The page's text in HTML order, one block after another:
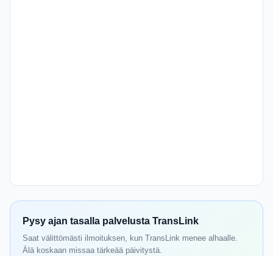
Pysy ajan tasalla palvelusta TransLink
Saat välittömästi ilmoituksen, kun TransLink menee alhaalle.
Älä koskaan missaa tärkeää päivitystä.